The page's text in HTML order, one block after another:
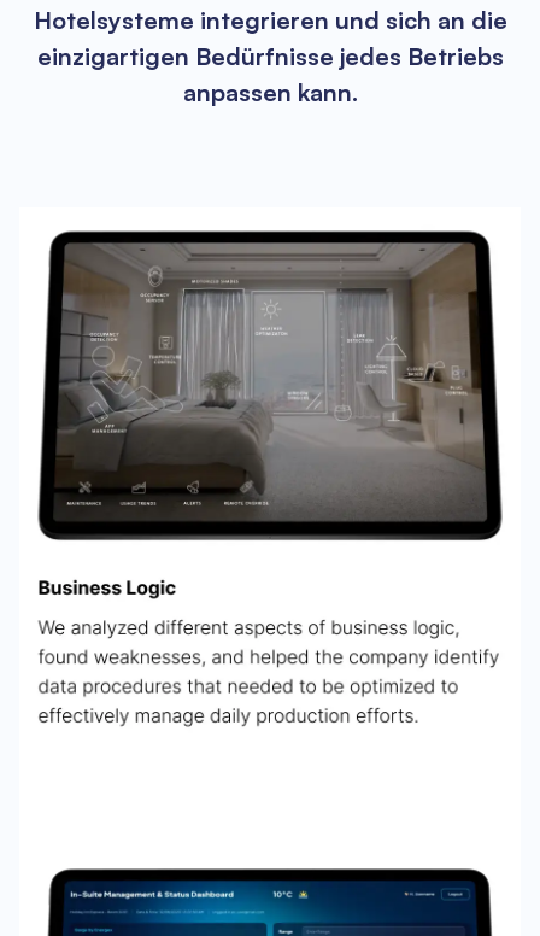
Hotelsysteme integrieren und sich an die
einzigartigen Bedürfnisse jedes Betriebs
anpassen kann.